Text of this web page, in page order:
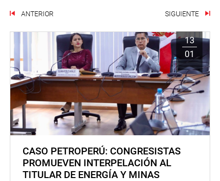
ANTERIOR SIGUIENTE
13
01
CASO PETROPERÚ: CONGRESISTAS
PROMUEVEN INTERPELACIÓN AL
TITULAR DE ENERGÍA Y MINAS